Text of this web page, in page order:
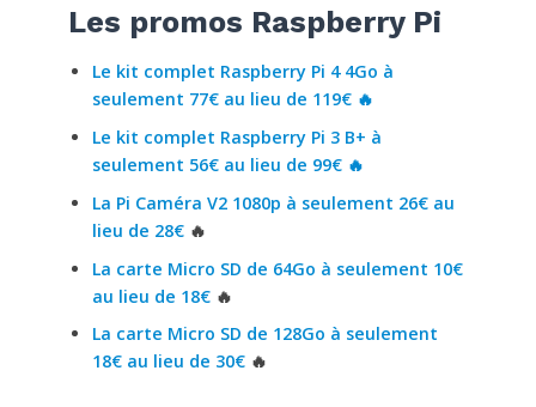
Les promos Raspberry Pi
Le kit complet Raspberry Pi 4 4Go à
seulement 77€ au lieu de 119€ 🔥
Le kit complet Raspberry Pi 3 B+ à
seulement 56€ au lieu de 99€ 🔥
La Pi Caméra V2 1080p à seulement 26€ au
lieu de 28€ 🔥
La carte Micro SD de 64Go à seulement 10€
au lieu de 18€ 🔥
La carte Micro SD de 128Go à seulement
18€ au lieu de 30€ 🔥